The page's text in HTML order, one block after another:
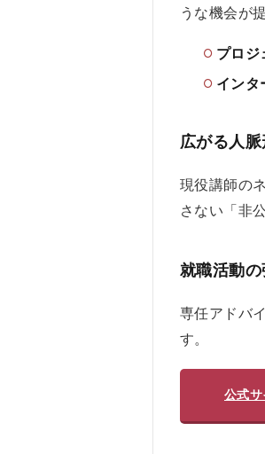
カデ
の良
コミ
バン
タン
ムア
カデ
リッ
デメ
リッ
ト
3.2.1
メリッ
うな機会が
プロジ
インタ
広がる人
現役講師の
さない「非
就職活動
専任アドバ
す。
公式